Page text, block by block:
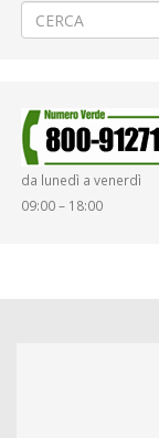
da lunedì a venerdì
09:00 – 18:00